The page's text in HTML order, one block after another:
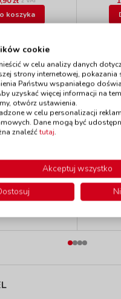
koszyka
w prążki
WX66820
12 szt.
zł z VAT
W
cookie
w celu analizy danych
strony internetowej,
Państwu wspaniałego
uzyskać więcej informacji na
otwórz ustawienia.
w celu personalizacji
Dane mogą być
znaleźćtutaj.
Akceptuj wszystko